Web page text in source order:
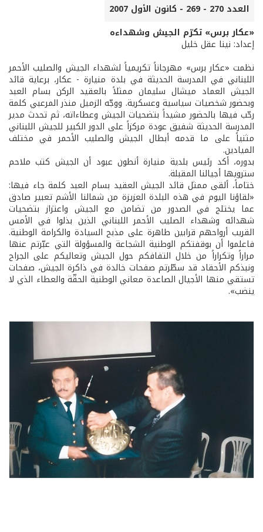
العدد 270 - 269 - كانون الأول 2007
«عكار برس» تكرّم الجيش وشهداءه
إعداد: نينا عقل خليل
نظمت «عكار برس» مهرجاناً تكريمياً لشهداء الجيش والصليب الأحمر
اللبناني في المدرسة الحديثة في بلدة منيارة - عكار، برعاية قائد
الجيش العماد ميشال سليمان ممثلاً بالعقيد الركن بسام العبد
وبحضور شخصيات سياسية وعسكرية. ووجّه الزميل منذر المرعبي كلمة
رحّب فيها بالحضور مشيداً بتضحيات الجيش وعطاءاته، ثم تحدث مدير
المدرسة الحديثة شفيق عودة مركزاً على الدور الكبير للجيش اللبناني
مثنياً على ما قدمه أبطال الجيش والصليب الأحمر في مختلف
الميادين.
بدوره، أكد رئيس بلدية منيارة أنطون عبود أن الجيش كتب ملاحم
سترويها أجيالنا المقبلة.
ختاماً، ألقى ممثل قائد الجيش العقيد بسام العبد كلمة جاء فيها:
«لقاؤنا اليوم في هذه البلدة العزيزة من شمالنا الأشم تعبير صادق
عما يختلج في الصدور من تضامن مع الجيش واعتزاز بتضحيات
شهدائه وشهداء الصليب الأحمر اللبناني الذين بذلوا في الأمس
القريب أرواحهم قرابين طاهرة على مذبح السيادة والكرامة الوطنية.
فاعلموا أن بوقفتكم الوطنية الشجاعة والمسؤولة التي عبّرتم عنها
مراراً وتكراراً من خلال التفافكم حول الجيش وتعاليكم على الجراح
ونبذكم الأحقاد قد سطّرتم صفحات خالدة في ذاكرة الجيش، صفحات
تستقي منها الأجيال الصاعدة معاني الوطنية الحقّة والعطاء الذي لا
ينضب».